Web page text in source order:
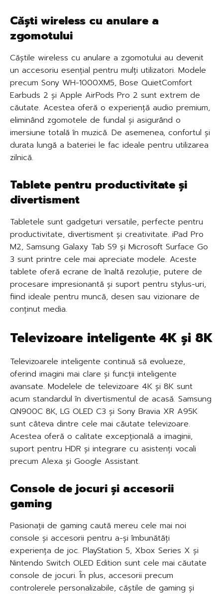
Căști wireless cu anulare a
zgomotului
Căștile wireless cu anulare a zgomotului au devenit
un accesoriu esențial pentru mulți utilizatori. Modele
precum Sony WH-1000XM5, Bose QuietComfort
Earbuds 2 și Apple AirPods Pro 2 sunt extrem de
căutate. Acestea oferă o experiență audio premium,
eliminând zgomotele de fundal și asigurând o
imersiune totală în muzică. De asemenea, confortul și
durata lungă a bateriei le fac ideale pentru utilizarea
zilnică.
Tablete pentru productivitate și
divertisment
Tabletele sunt gadgeturi versatile, perfecte pentru
productivitate, divertisment și creativitate. iPad Pro
M2, Samsung Galaxy Tab S9 și Microsoft Surface Go
3 sunt printre cele mai apreciate modele. Aceste
tablete oferă ecrane de înaltă rezoluție, putere de
procesare impresionantă și suport pentru stylus-uri,
fiind ideale pentru muncă, desen sau vizionare de
conținut media.
Televizoare inteligente 4K și 8K
Televizoarele inteligente continuă să evolueze,
oferind imagini mai clare și funcții inteligente
avansate. Modelele de televizoare 4K și 8K sunt
acum standardul în divertismentul de acasă. Samsung
QN900C 8K, LG OLED C3 și Sony Bravia XR A95K
sunt câteva dintre cele mai căutate televizoare.
Acestea oferă o calitate excepțională a imaginii,
suport pentru HDR și integrare cu asistenți vocali
precum Alexa și Google Assistant.
Console de jocuri și accesorii
gaming
Pasionații de gaming caută mereu cele mai noi
console și accesorii pentru a-și îmbunătăți
experiența de joc. PlayStation 5, Xbox Series X și
Nintendo Switch OLED Edition sunt cele mai căutate
console de jocuri. În plus, accesorii precum
controlerele personalizabile, căștile de gaming și